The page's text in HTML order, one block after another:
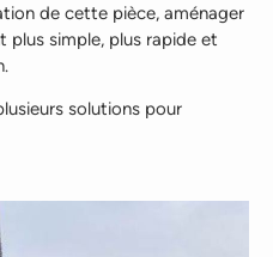
de cette pièce, aménager
plus simple, plus rapide et
solutions pour